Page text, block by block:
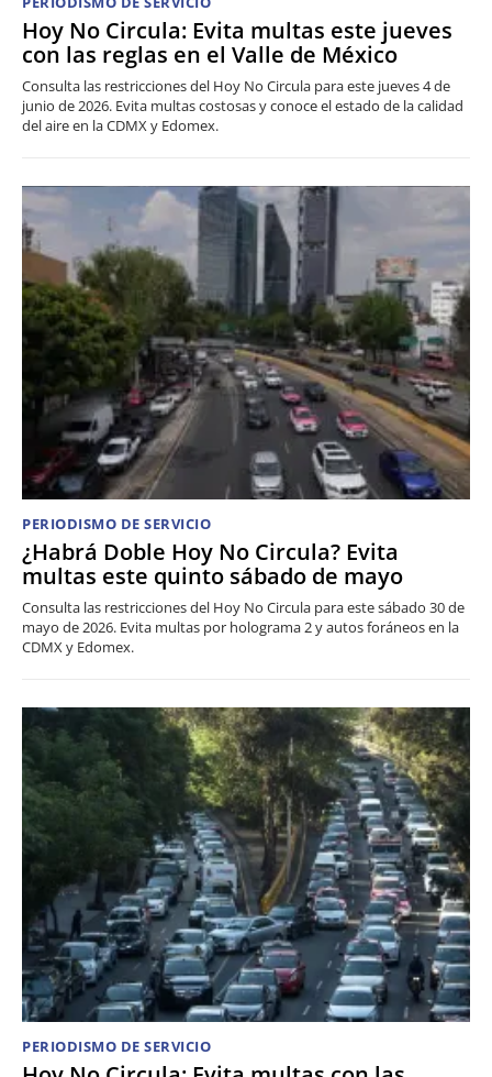
Hoy No Circula: Evita multas este jueves
con las reglas en el Valle de México
Consulta las restricciones del Hoy No Circula para este jueves 4 de
junio de 2026. Evita multas costosas y conoce el estado de la calidad
del aire en la CDMX y Edomex.
PERIODISMO DE SERVICIO
¿Habrá Doble Hoy No Circula? Evita
multas este quinto sábado de mayo
Consulta las restricciones del Hoy No Circula para este sábado 30 de
mayo de 2026. Evita multas por holograma 2 y autos foráneos en la
CDMX y Edomex.
PERIODISMO DE SERVICIO